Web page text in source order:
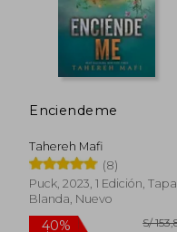
Enciendeme
Tahereh Mafi
(8)
Puck, 2023, 1 Edición, Tapa
Blanda, Nuevo